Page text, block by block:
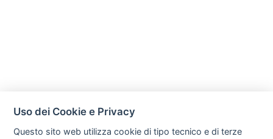
Uso dei Cookie e Privacy
Questo sito web utilizza cookie di tipo tecnico e di terze